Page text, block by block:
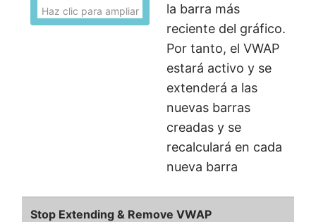
Haz clic para ampliar
la barra más
reciente del gráfico.
Por tanto, el VWAP
estará activo y se
extenderá a las
nuevas barras
creadas y se
recalculará en cada
nueva barra
Stop Extending & Remove VWAP